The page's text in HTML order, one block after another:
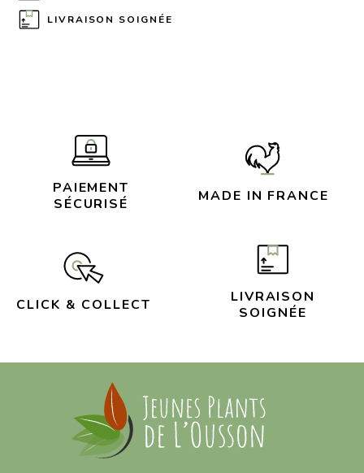
LIVRAISON SOIGNÉE
PAIEMENT
SÉCURISÉ
MADE IN FRANCE
CLICK & COLLECT
LIVRAISON
SOIGNÉE